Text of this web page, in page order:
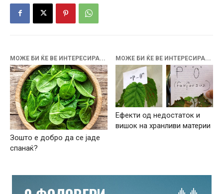
МОЖЕ БИ ЌЕ ВЕ ИНТЕРЕСИРА...
Зошто е добро да се јаде
спанаќ?
МОЖЕ БИ ЌЕ ВЕ ИНТЕРЕСИРА...
Ефекти од недостаток и
вишок на хранливи материи